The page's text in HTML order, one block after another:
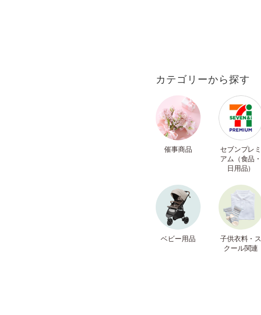
カテゴリーから探す
催事商品
セブンプレミ
アム（食品・
日用品）
ベビー用品
子供衣料・ス
クール関連